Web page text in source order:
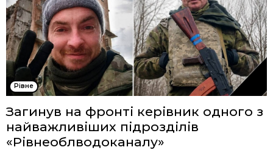
Рівне
Загинув на фронті керівник одного з
найважливіших підрозділів
«Рівнеоблводоканалу»